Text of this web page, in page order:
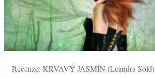
Recenze: KRVAVÝ JASMÍN (Leandra Sold)